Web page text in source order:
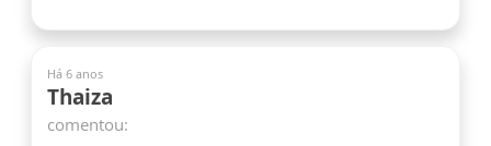
Há 6 anos
Thaiza
comentou: